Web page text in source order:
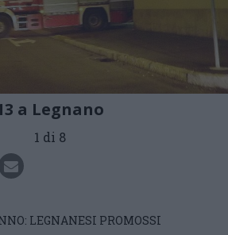
a Legnano
1 di 8
LEGNANESI PROMOSSI